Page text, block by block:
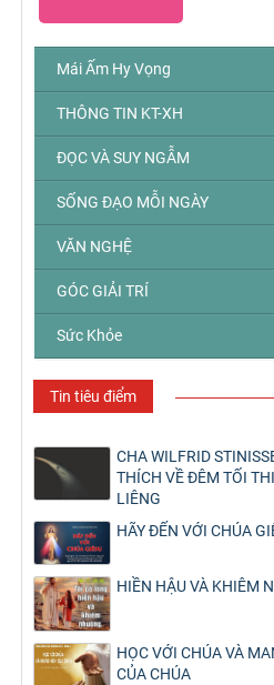
Mái Ấm Hy Vọng
THÔNG TIN KT-XH
ĐỌC VÀ SUY NGẪM
SỐNG ĐẠO MỖI NGÀY
VĂN NGHỆ
GÓC GIẢI TRÍ
Sức Khỏe
Tin tiêu điểm
CHA WILFRID
THÍCH VỀ ĐÊM TỐI
LIÊNG
HÃY ĐẾN VỚI CHÚA
HIỀN HẬU VÀ KHIÊM
HỌC VỚI CHÚA VÀ
CỦA CHÚA